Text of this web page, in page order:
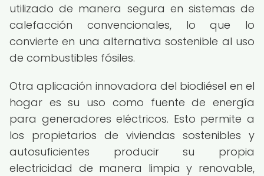
utilizado de manera segura en sistemas de
calefacción convencionales, lo que lo
convierte en una alternativa sostenible al uso
de combustibles fósiles.
Otra aplicación innovadora del biodiésel en el
hogar es su uso como fuente de energía
para generadores eléctricos. Esto permite a
los propietarios de viviendas sostenibles y
autosuficientes producir su propia
electricidad de manera limpia y renovable,